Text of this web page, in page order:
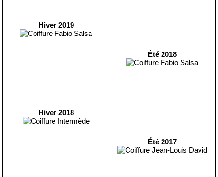
Hiver 2019
Hiver 2018
Été 2018
Été 2017